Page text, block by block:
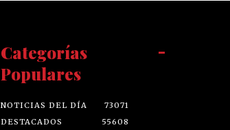
Categorías
Populares
NOTICIAS DEL DÍA
73071
DESTACADOS
55608
-